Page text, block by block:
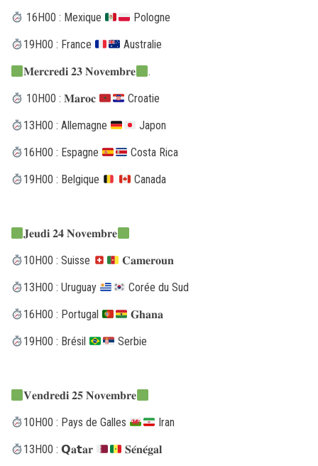
16H00 : Mexique
Pologne
19H00 : France
Australie
𝐌𝐞𝐫𝐜𝐫𝐞𝐝𝐢 𝟐𝟑 𝐍𝐨𝐯𝐞𝐦𝐛𝐫𝐞
.
10H00 : 𝐌𝐚𝐫𝐨𝐜
Croatie
13H00 : Allemagne
Japon
16H00 : Espagne
Costa Rica
19H00 : Belgique
Canada
𝐉𝐞𝐮𝐝𝐢 𝟐𝟒 𝐍𝐨𝐯𝐞𝐦𝐛𝐫𝐞
10H00 : Suisse
𝐂𝐚𝐦𝐞𝐫𝐨𝐮𝐧
13H00 : Uruguay
Corée du Sud
16H00 : Portugal
𝐆𝐡𝐚𝐧𝐚
19H00 : Brésil
Serbie
𝐕𝐞𝐧𝐝𝐫𝐞𝐝𝐢 𝟐𝟓 𝐍𝐨𝐯𝐞𝐦𝐛𝐫𝐞
10H00 : Pays de Galles
Iran
13H00 : 𝗤𝐚𝘁𝐚𝐫
𝐒𝐞́𝐧𝐞́𝐠𝐚𝐥